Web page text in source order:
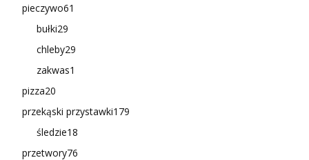
pieczywo61
bułki29
chleby29
zakwas1
pizza20
przekąski przystawki179
śledzie18
przetwory76